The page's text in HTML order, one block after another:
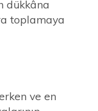
dükkâna
toplamaya
ve en